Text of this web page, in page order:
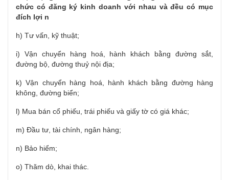
chức có đăng ký kinh doanh với nhau và đều có mục
đích lợi n
h) Tư vấn, kỹ thuật;
i) Vận chuyển hàng hoá, hành khách bằng đường sắt,
đường bộ, đường thuỷ nội địa;
k) Vận chuyển hàng hoá, hành khách bằng đường hàng
không, đường biển;
l) Mua bán cổ phiếu, trái phiếu và giấy tờ có giá khác;
m) Đầu tư, tài chính, ngân hàng;
n) Bảo hiểm;
o) Thăm dò, khai thác.